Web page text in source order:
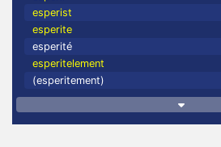
esperist
esperite
esperité
esperitelement
(esperitement)